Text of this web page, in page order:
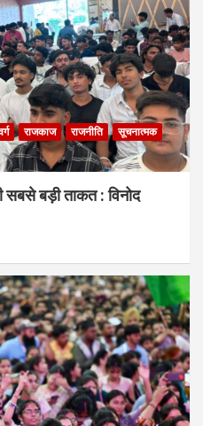
राजकाज राजनीति
सूचनात्मक
सबसे बड़ी ताकत : विनोद